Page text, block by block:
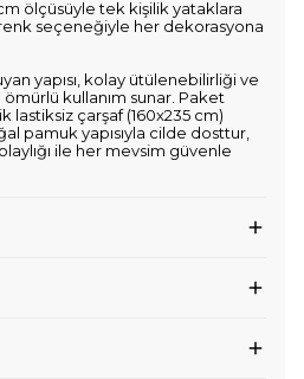
ölçüsüyle tek kişilik yataklara
seçeneğiyle her dekorasyona
yapısı, kolay ütülenebilirliği ve
ömürlü kullanım sunar. Paket
lastiksiz çarşaf (160x235 cm)
pamuk yapısıyla cilde dosttur,
ile her mevsim güvenle